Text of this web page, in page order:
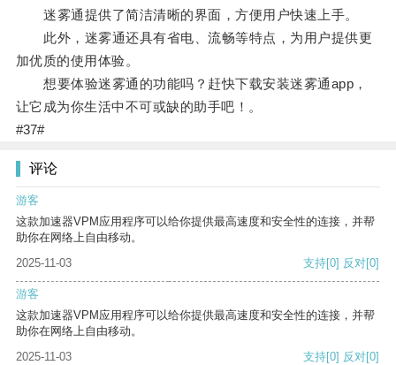
迷雾通提供了简洁清晰的界面，方便用户快速上手。
此外，迷雾通还具有省电、流畅等特点，为用户提供更
加优质的使用体验。
想要体验迷雾通的功能吗？赶快下载安装迷雾通app，
让它成为你生活中不可或缺的助手吧！。
#37#
评论
游客
这款加速器VPM应用程序可以给你提供最高速度和安全性的连接，并帮
助你在网络上自由移动。
2025-11-03
支持[0] 反对[0]
游客
这款加速器VPM应用程序可以给你提供最高速度和安全性的连接，并帮
助你在网络上自由移动。
2025-11-03
支持[0] 反对[0]